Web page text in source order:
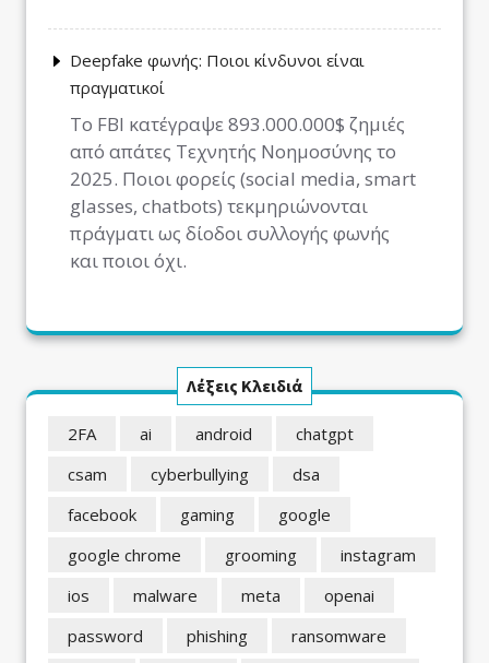
Deepfake φωνής: Ποιοι κίνδυνοι είναι
πραγματικοί
Το FBI κατέγραψε 893.000.000$ ζημιές
από απάτες Τεχνητής Νοημοσύνης το
2025. Ποιοι φορείς (social media, smart
glasses, chatbots) τεκμηριώνονται
πράγματι ως δίοδοι συλλογής φωνής
και ποιοι όχι.
Λέξεις Κλειδιά
2FA ai android
chatgpt
csam
cyberbullying
dsa
facebook
gaming
google
google chrome
grooming
instagram
ios
malware meta
openai
password
phishing
ransomware